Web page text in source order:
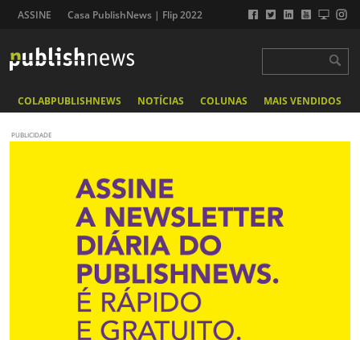
ASSINE Casa PublishNews | Flip 2022
COLABPUBLISHNEWS NOTÍCIAS COLUNAS MAIS VENDIDOS
PUBLICIDADE